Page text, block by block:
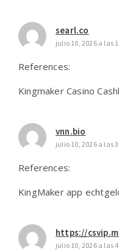
searl.co
julio 10, 2026 a las
References:
Kingmaker Casino
vnn.bio
julio 10, 2026 a las
References:
KingMaker app
https://
julio 10, 2026 a las